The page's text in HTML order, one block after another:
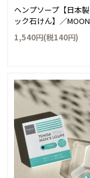
ヘンプソープ【日本
ック石けん】／
1,540円(税140円)